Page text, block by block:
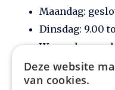
Maandag:
Dinsdag: 9.00
Woensdag:
Donderdag:
Vrijdag: 9.00
Deze website
van cookies.